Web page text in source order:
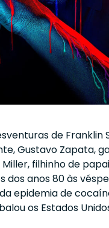
de Franklin
Gustavo Zapata,
filhinho de
dos anos 80 às
epidemia de
os Estados